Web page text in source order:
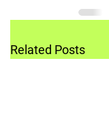
Related Posts